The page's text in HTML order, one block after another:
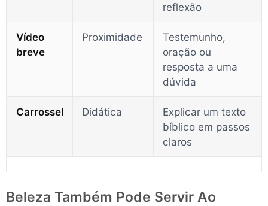
reflexão
Vídeo
breve
Proximidade
Testemunho,
oração ou
resposta a uma
dúvida
Carrossel Didática
Explicar um texto
bíblico em passos
claros
Beleza Também Pode Servir Ao